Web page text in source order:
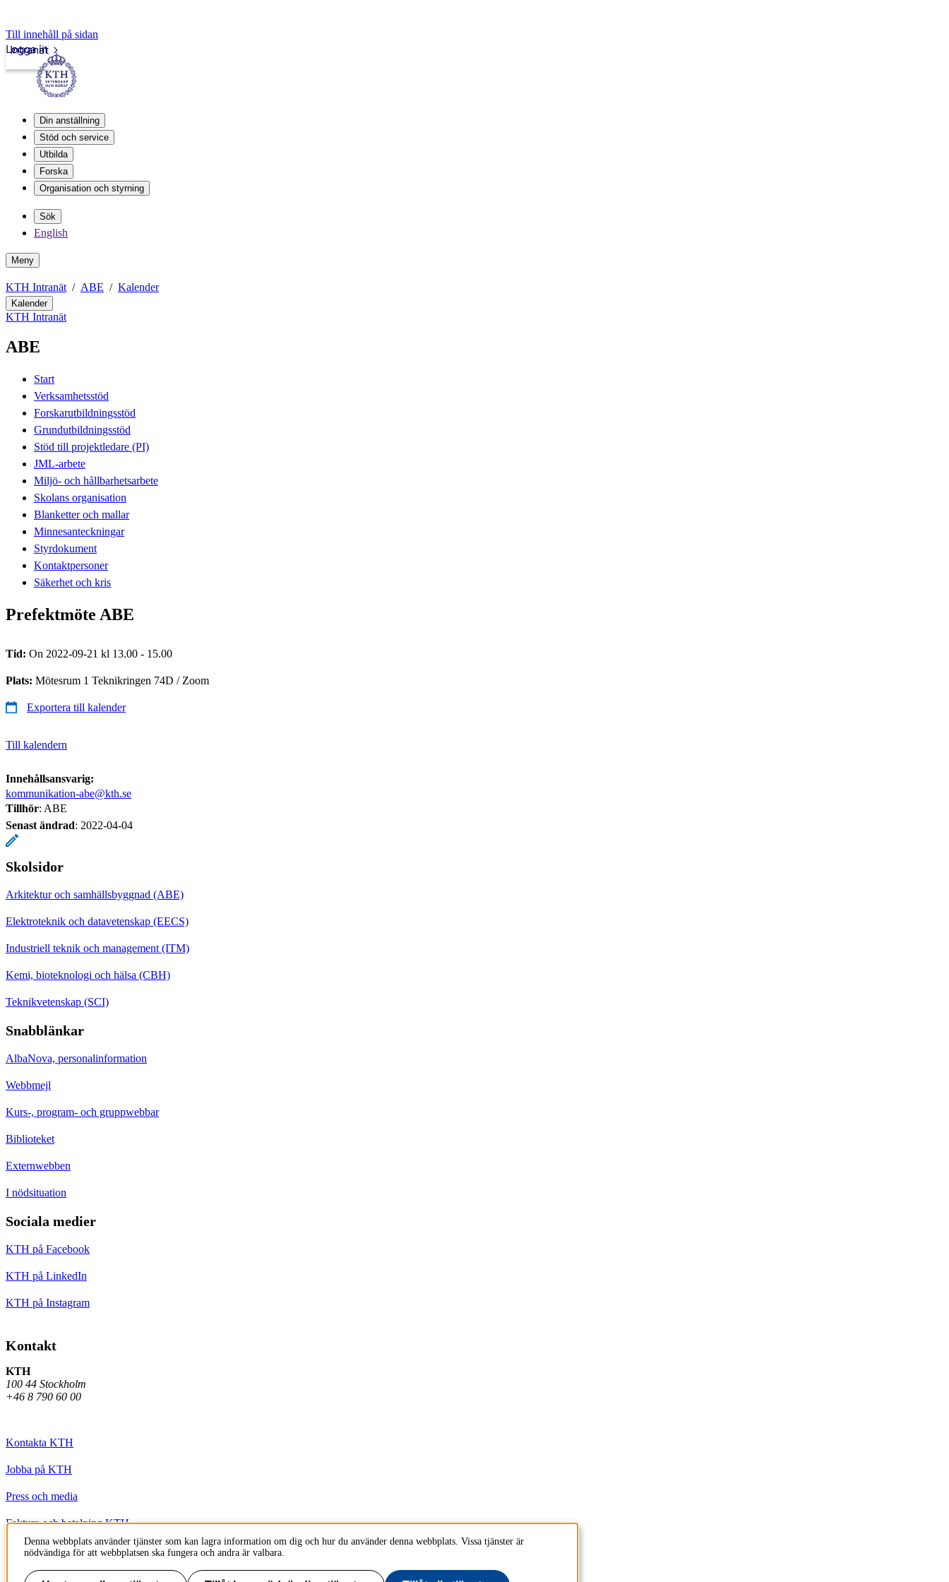
Till innehåll på sidan
Intranät
Logga in
Din anställning
Stöd och service
Utbilda
Forska
Organisation och styrning
Sök
English
Meny
KTH Intranät ABE Kalender
Kalender
KTH Intranät
ABE
Start
Verksamhetsstöd
Forskarutbildningsstöd
Grundutbildningsstöd
Stöd till projektledare (PI)
JML-arbete
Miljö- och hållbarhetsarbete
Skolans organisation
Blanketter och mallar
Minnesanteckningar
Styrdokument
Kontaktpersoner
Säkerhet och kris
Prefektmöte ABE
Tid: On 2022-09-21 kl 13.00 - 15.00
Plats: Mötesrum 1 Teknikringen 74D / Zoom
Exportera till kalender
Till kalendern
Innehållsansvarig:
kommunikation-abe@kth.se
Tillhör: ABE
Senast ändrad: 2022-04-04
Skolsidor
Arkitektur och samhällsbyggnad (ABE)
Elektroteknik och datavetenskap (EECS)
Industriell teknik och management (ITM)
Kemi, bioteknologi och hälsa (CBH)
Teknikvetenskap (SCI)
Snabblänkar
AlbaNova, personalinformation
Webbmejl
Kurs-, program- och gruppwebbar
Biblioteket
Externwebben
I nödsituation
Sociala medier
KTH på Facebook
KTH på LinkedIn
KTH på Instagram
Kontakt
KTH
100 44 Stockholm
+46 8 790 60 00
Kontakta KTH
Jobba på KTH
Press och media
Faktura och betalning KTH
Om KTH:s webbplatser
Tillgänglighetsredogörelse
Denna webbplats använder tjänster som kan lagra information om dig och hur du använder denna webbplats. Vissa tjänster är
nödvändiga för att webbplatsen ska fungera och andra är valbara.